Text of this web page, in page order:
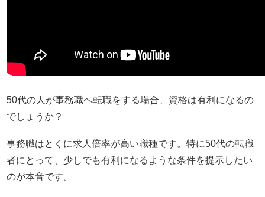
50代の人が事務職へ転職をする場合、資格は有利になるの
でしょうか？
事務職はとくに求人倍率が高い職種です。特に50代の転職
者にとって、少しでも有利になるような条件を提示したい
のが本音です。